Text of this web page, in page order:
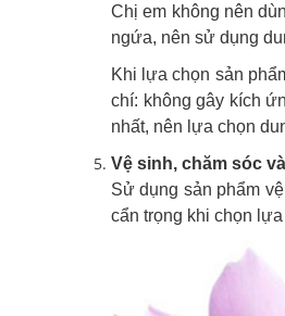
Chị em không nên
ngứa, nên sử dụng
Khi lựa chọn sản
chí: không gây kích
nhất, nên lựa chọn
Vệ sinh, chăm sóc
Sử dụng sản phẩm
cẩn trọng khi chọn